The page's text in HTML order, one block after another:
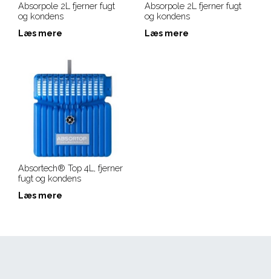
Absorpole 2L fjerner fugt
og kondens
Læs mere
Absorpole 2L fjerner fugt
og kondens
Læs mere
Absortech® Top 4L, fjerner
fugt og kondens
Læs mere